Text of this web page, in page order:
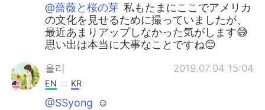
@薔薇と桜の芽 私もたまにここでアメリカ
の文化を見せるために撮っていましたが、
最近あまりアップしなかった気がします😅
思い出は本当に大事なことですね😊
올리 2019.07.04 15:04
EN KR
@SSyong ☺